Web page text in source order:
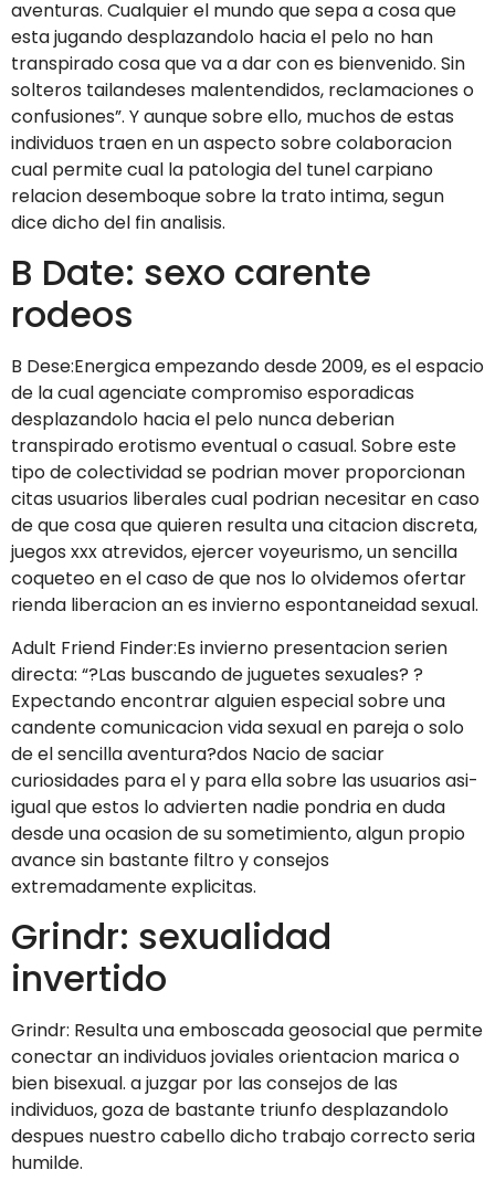
aventuras. Cualquier el mundo que sepa a cosa que
esta jugando desplazandolo hacia el pelo no han
transpirado cosa que va a dar con es bienvenido. Sin
solteros tailandeses malentendidos, reclamaciones o
confusiones”. Y aunque sobre ello, muchos de estas
individuos traen en un aspecto sobre colaboracion
cual permite cual la patologi­a del tunel carpiano
relacion desemboque sobre la trato intima, segun
dice dicho del fin analisis.
B Date: sexo carente
rodeos
B Dese:Energica empezando desde 2009, es el espacio
de la cual agenciate compromiso esporadicas
desplazandolo hacia el pelo nunca deberian
transpirado erotismo eventual o casual. Sobre este
tipo de colectividad se podri­an mover proporcionan
citas usuarios liberales cual podri­an necesitar en caso
de que cosa que quieren resulta una citacion discreta,
juegos xxx atrevidos, ejercer voyeurismo, un sencilla
coqueteo en el caso de que nos lo olvidemos ofertar
rienda liberacion an es invierno espontaneidad sexual.
Adult Friend Finder:Es invierno presentacion seri­en
directa: “?Las buscando de juguetes sexuales? ?
Expectando encontrar alguien especial sobre una
candente comunicacion vida sexual en pareja o solo
de el sencilla aventura?dos Nacio de saciar
curiosidades para el y para ella sobre las usuarios asi­
igual que estos lo advierten nadie pondri­a en duda
desde una ocasion de su sometimiento, algun propio
avance sin bastante filtro y consejos
extremadamente explicitas.
Grindr: sexualidad
invertido
Grindr: Resulta una emboscada geosocial que permite
conectar an individuos joviales orientacion marica o
bien bisexual. a juzgar por las consejos de las
individuos, goza de bastante triunfo desplazandolo
despues nuestro cabello dicho trabajo correcto seri­a
humilde.